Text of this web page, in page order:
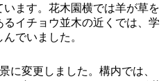
ます。花木園横では羊が草を
イチョウ並木の近くでは、学
でいました。
変更しました。構内では、